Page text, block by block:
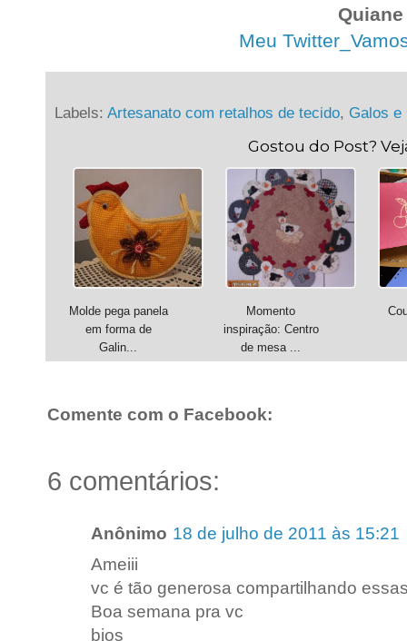
Quiane
Meu
Labels: Artesanato com retalhos de tecido, Galos e
Gostou do Post?
Molde pega panela
em forma de
Galin...
Momento
inspiração: Centro
de mesa ...
Comente com o Facebook:
6 comentários:
Anônimo 18 de julho de 2011 às 15:21
Ameiii
vc é tão generosa compartilhando
Boa semana pra vc
bjos